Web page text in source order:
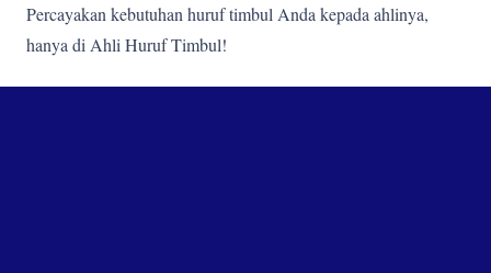
Percayakan kebutuhan huruf timbul Anda kepada ahlinya,
hanya di Ahli Huruf Timbul!